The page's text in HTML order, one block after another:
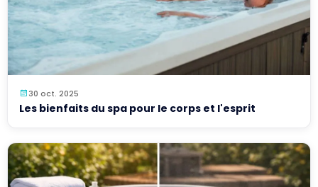
30 oct. 2025
Les bienfaits du spa pour le corps et l'esprit